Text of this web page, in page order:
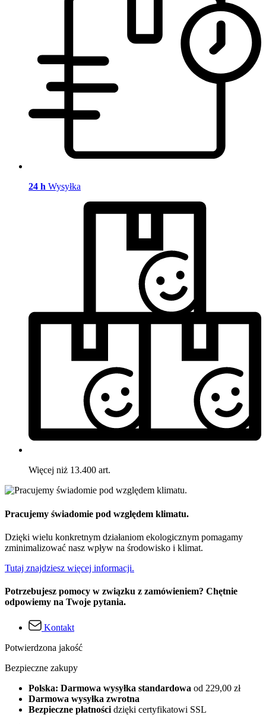
24 h Wysyłka
Więcej niż 13.400 art.
Pracujemy świadomie pod względem klimatu.
Dzięki wielu konkretnym działaniom ekologicznym pomagamy
zminimalizować nasz wpływ na środowisko i klimat.
Tutaj znajdziesz więcej informacji.
Potrzebujesz pomocy w związku z zamówieniem? Chętnie
odpowiemy na Twoje pytania.
Kontakt
Potwierdzona jakość
Bezpieczne zakupy
Polska: Darmowa wysyłka standardowa od 229,00 zł
Darmowa wysyłka zwrotna
Bezpieczne płatności dzięki certyfikatowi SSL